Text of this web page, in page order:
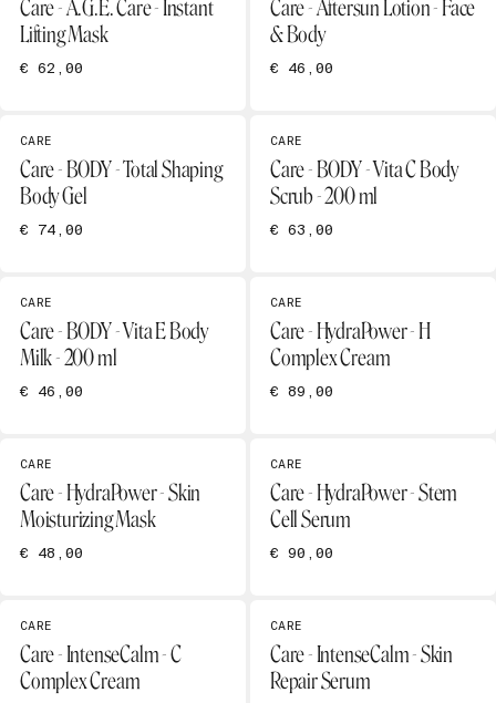
Care - A.G.E. Care - Instant
Lifting Mask
€ 62,00
Care - Aftersun Lotion - Face
& Body
€ 46,00
CARE
Care - BODY - Total Shaping
Body Gel
€ 74,00
CARE
Care - BODY - Vita C Body
Scrub - 200 ml
€ 63,00
CARE
Care - BODY - Vita E Body
Milk - 200 ml
€ 46,00
CARE
Care - HydraPower - H
Complex Cream
€ 89,00
CARE
Care - HydraPower - Skin
Moisturizing Mask
€ 48,00
CARE
Care - HydraPower - Stem
Cell Serum
€ 90,00
CARE
Care - IntenseCalm - C
Complex Cream
CARE
Care - IntenseCalm - Skin
Repair Serum